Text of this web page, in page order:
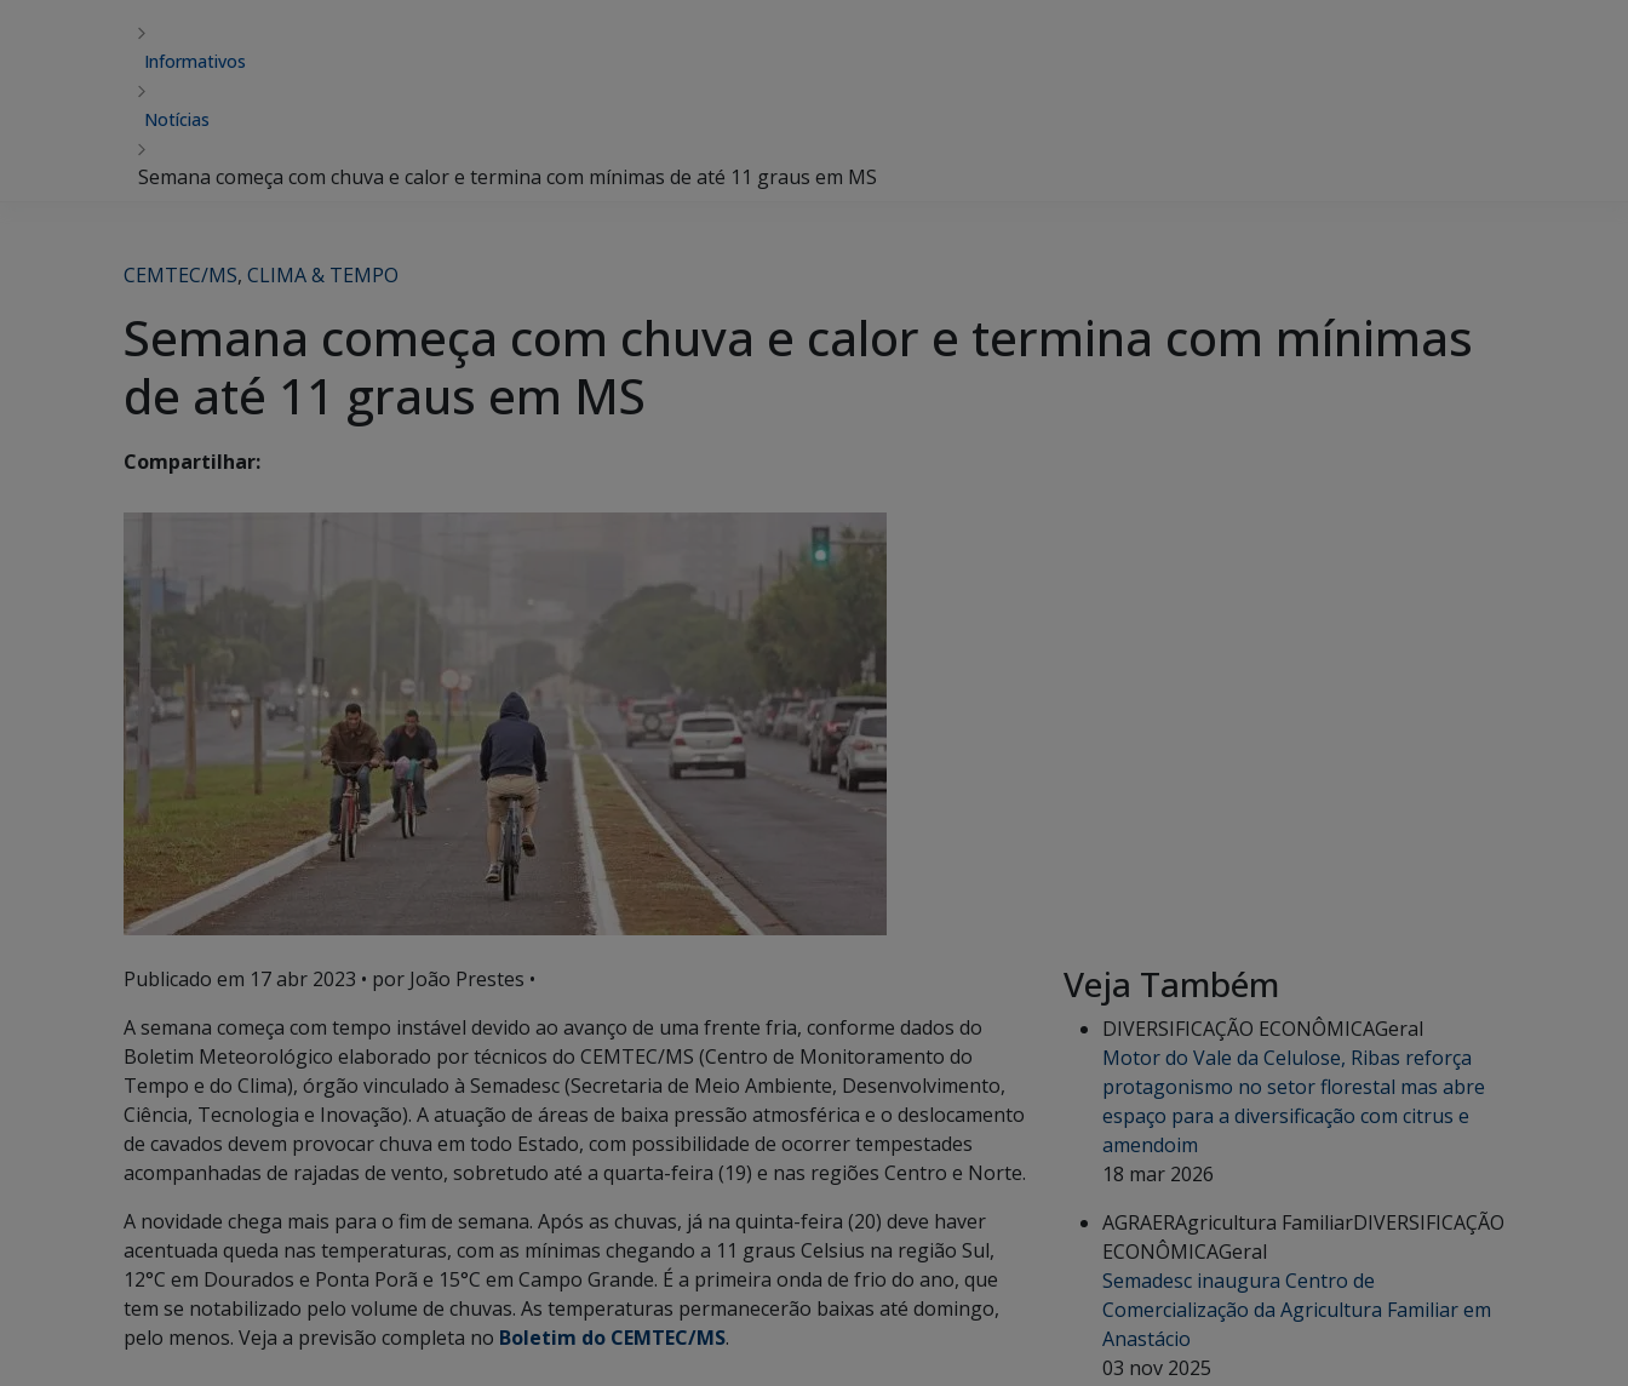
Informativos
Notícias
Semana começa com chuva e calor e termina com mínimas de até 11 graus em MS
CEMTEC/MS, CLIMA & TEMPO
Semana começa com chuva e calor e termina com mínimas
de até 11 graus em MS
Compartilhar:
Publicado em 17 abr 2023 • por João Prestes •
A semana começa com tempo instável devido ao avanço de uma frente fria, conforme dados do
Boletim Meteorológico elaborado por técnicos do CEMTEC/MS (Centro de Monitoramento do
Tempo e do Clima), órgão vinculado à Semadesc (Secretaria de Meio Ambiente, Desenvolvimento,
Ciência, Tecnologia e Inovação). A atuação de áreas de baixa pressão atmosférica e o deslocamento
de cavados devem provocar chuva em todo Estado, com possibilidade de ocorrer tempestades
acompanhadas de rajadas de vento, sobretudo até a quarta-feira (19) e nas regiões Centro e Norte.
A novidade chega mais para o fim de semana. Após as chuvas, já na quinta-feira (20) deve haver
acentuada queda nas temperaturas, com as mínimas chegando a 11 graus Celsius na região Sul,
12°C em Dourados e Ponta Porã e 15°C em Campo Grande. É a primeira onda de frio do ano, que
tem se notabilizado pelo volume de chuvas. As temperaturas permanecerão baixas até domingo,
pelo menos. Veja a previsão completa no Boletim do CEMTEC/MS.
Veja Também
DIVERSIFICAÇÃO ECONÔMICAGeral
Motor do Vale da Celulose, Ribas reforça
protagonismo no setor florestal mas abre
espaço para a diversificação com citrus e
amendoim
18 mar 2026
AGRAERAgricultura FamiliarDIVERSIFICAÇÃO
ECONÔMICAGeral
Semadesc inaugura Centro de
Comercialização da Agricultura Familiar em
Anastácio
03 nov 2025